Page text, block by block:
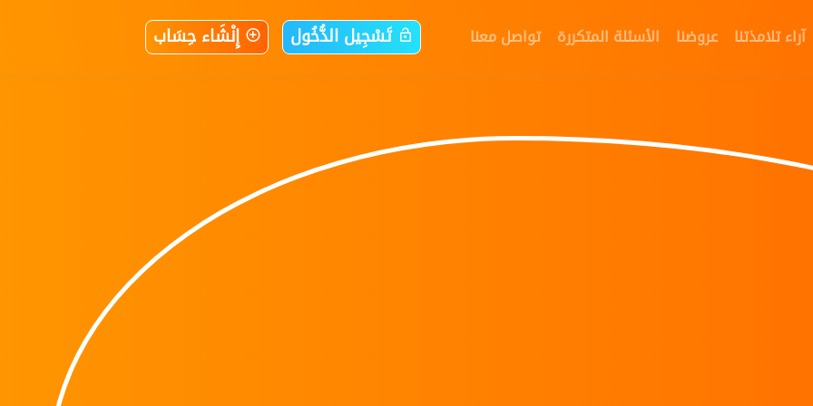
آراء تلامذتنا عروضنا الأسئلة المتكررة تواصل معنا تَسْجِيل الدُّخُول إِنْشَاء حِسَاب